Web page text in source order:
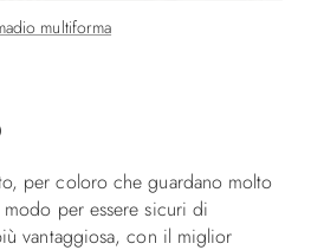
multiforma
per coloro che guardano molto
per essere sicuri di
vantaggiosa, con il miglior